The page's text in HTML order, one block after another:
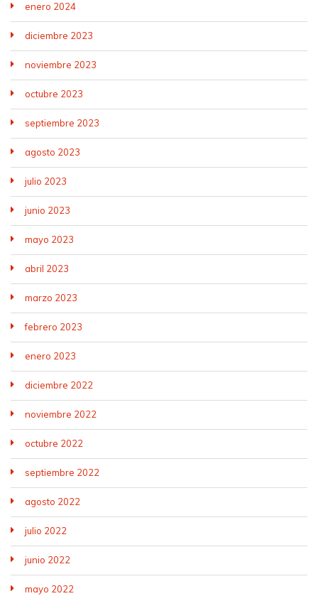
enero 2024
diciembre 2023
noviembre 2023
octubre 2023
septiembre 2023
agosto 2023
julio 2023
junio 2023
mayo 2023
abril 2023
marzo 2023
febrero 2023
enero 2023
diciembre 2022
noviembre 2022
octubre 2022
septiembre 2022
agosto 2022
julio 2022
junio 2022
mayo 2022